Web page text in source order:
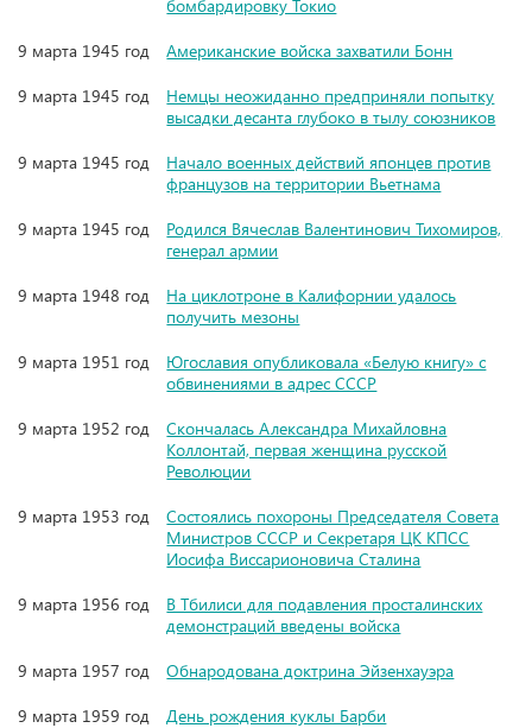
бомбардировку Токио
9 марта 1945 год
Американские войска захватили Бонн
9 марта 1945 год
Немцы неожиданно предприняли попытку
высадки десанта глубоко в тылу союзников
9 марта 1945 год
Начало военных действий японцев против
французов на территории Вьетнама
9 марта 1945 год
Родился Вячеслав Валентинович Тихомиров,
генерал армии
9 марта 1948 год
На циклотроне в Калифорнии удалось
получить мезоны
9 марта 1951 год
Югославия опубликовала «Белую книгу» с
обвинениями в адрес СССР
9 марта 1952 год
Скончалась Александра Михайловна
Коллонтай, первая женщина русской
Революции
9 марта 1953 год
Состоялись похороны Председателя Совета
Министров СССР и Секретаря ЦК КПСС
Иосифа Виссарионовича Сталина
9 марта 1956 год
В Тбилиси для подавления просталинских
демонстраций введены войска
9 марта 1957 год
Обнародована доктрина Эйзенхауэра
9 марта 1959 год
День рождения куклы Барби